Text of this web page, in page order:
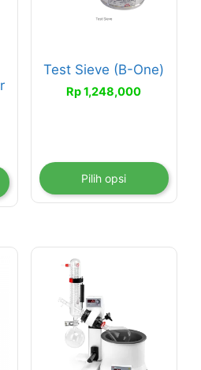
1,397,000
Test Sieve (B-One)
Rp1,248,000
Pilih opsi
diambil